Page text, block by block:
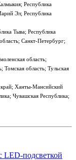
Республика
Эл; Республика
Тыва; Республика
Санкт-Петербург;
область;
Томская область; Тульская
край; Ханты-Мансийский
Чувашская Республика;
LED-подсветкой